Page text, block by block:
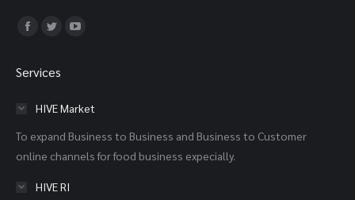
Find us on:
Facebook
opens
window
Twitter
opens
windowwindow
Services
HIVE Market
To expand Business to Business and Business to Customer
online channels for food business expecially.
HIVE RI